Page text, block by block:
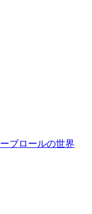
ブロールの世界